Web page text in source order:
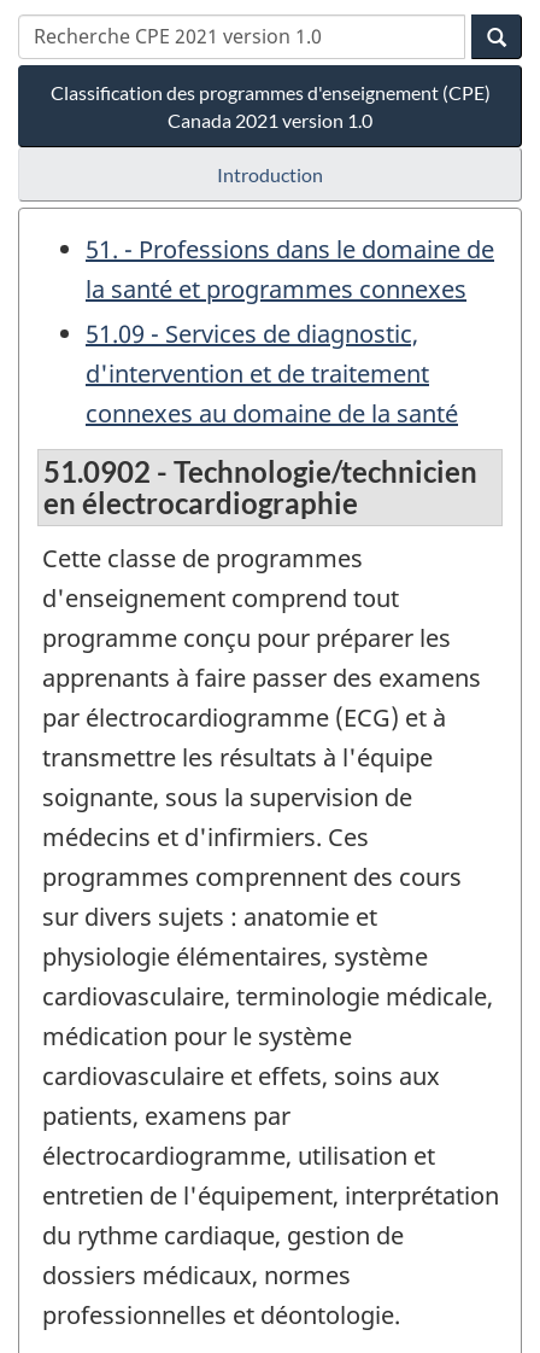
Classification des programmes d'enseignement (CPE)
Canada 2021 version 1.0
Introduction
51. - Professions dans le domaine de
la santé et programmes connexes
51.09 - Services de diagnostic,
d'intervention et de traitement
connexes au domaine de la santé
51.0902 - Technologie/technicien
en électrocardiographie
Cette classe de programmes
d'enseignement comprend tout
programme conçu pour préparer les
apprenants à faire passer des examens
par électrocardiogramme (ECG) et à
transmettre les résultats à l'équipe
soignante, sous la supervision de
médecins et d'infirmiers. Ces
programmes comprennent des cours
sur divers sujets : anatomie et
physiologie élémentaires, système
cardiovasculaire, terminologie médicale,
médication pour le système
cardiovasculaire et effets, soins aux
patients, examens par
électrocardiogramme, utilisation et
entretien de l'équipement, interprétation
du rythme cardiaque, gestion de
dossiers médicaux, normes
professionnelles et déontologie.